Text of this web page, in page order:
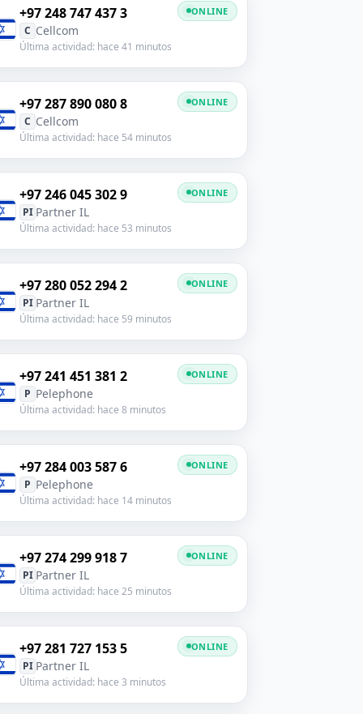
+97 248 747 437 3
C Cellcom
Última actividad: hace 41 minutos
ONLINE
+97 287 890 080 8
C Cellcom
Última actividad: hace 54 minutos
ONLINE
+97 246 045 302 9
PI Partner IL
Última actividad: hace 53 minutos
ONLINE
+97 280 052 294 2
PI Partner IL
Última actividad: hace 59 minutos
ONLINE
+97 241 451 381 2
P Pelephone
Última actividad: hace 8 minutos
ONLINE
+97 284 003 587 6
P Pelephone
Última actividad: hace 14 minutos
ONLINE
+97 274 299 918 7
PI Partner IL
Última actividad: hace 25 minutos
ONLINE
+97 281 727 153 5
PI Partner IL
Última actividad: hace 3 minutos
ONLINE